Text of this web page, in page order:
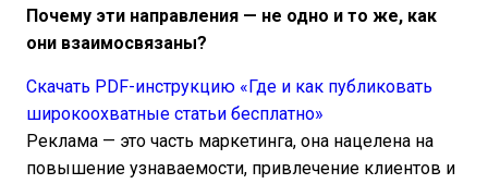
Почему эти направления — не одно и то же, как
они взаимосвязаны?
Скачать PDF-инструкцию «Где и как публиковать
широкоохватные статьи бесплатно»
Реклама — это часть маркетинга, она нацелена на
повышение узнаваемости, привлечение клиентов и